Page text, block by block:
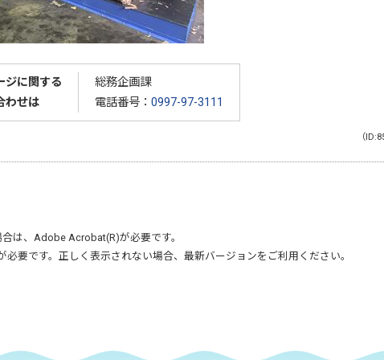
ジに関する
わせは
総務企画課
電話番号： 0997-97-3111
（
は、 Adobe Acrobat(R)が必要です。
必要です。正しく表示されない場合、最新バージョンをご利用ください。